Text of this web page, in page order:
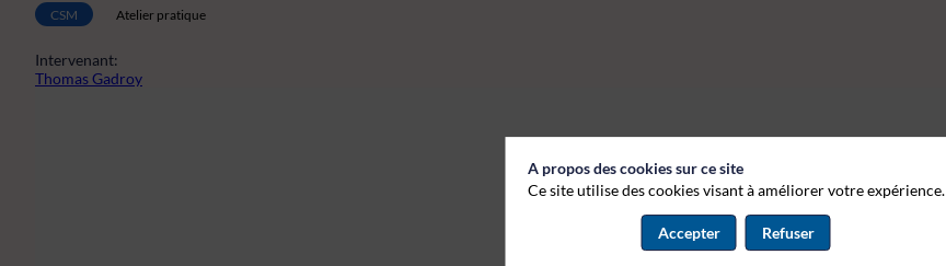
CSM Atelier pratique
Intervenant:
Thomas Gadroy
A propos des cookies sur ce site
Ce site utilise des cookies visant à améliorer votre expérience.
Accepter Refuser